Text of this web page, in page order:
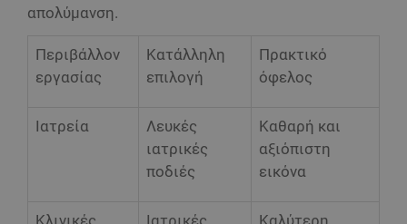
απολύμανση.
Περιβάλλον
εργασίας
Κατάλληλη
επιλογή
Πρακτικό
όφελος
Ιατρεία
Λευκές
ιατρικές
ποδιές
Καθαρή και
αξιόπιστη
εικόνα
Κλινικές
Ιατρικές
Καλύτερη